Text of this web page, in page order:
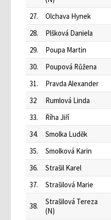
27.
Olchava Hynek
28.
Plšková Daniela
29.
Poupa Martin
30.
Poupová Růžena
31.
Pravda Alexander
32
Rumlová Linda
33.
Říha Jiří
34.
Smolka Luděk
35.
Smolková Karin
36.
Strašil Karel
37.
Strašilová Marie
38.
Strašilová Tereza
(N)